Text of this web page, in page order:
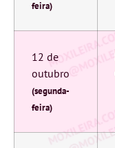
feira)
12 de
outubro
(segunda-
feira)